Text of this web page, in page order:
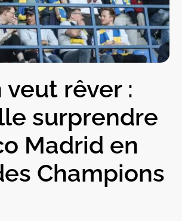
veut rêver :
surprendre
Madrid en
Champions